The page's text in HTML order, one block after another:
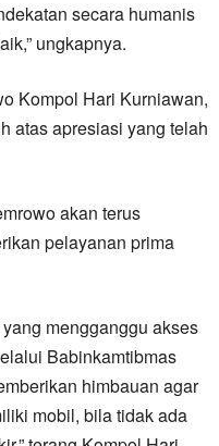
secara humanis
ungkapnya.
Kompol Hari Kurniawan,
atas apresiasi yang telah
akan terus
pelayanan prima
mengganggu akses
Babinkamtibmas
himbauan agar
mobil, bila tidak ada